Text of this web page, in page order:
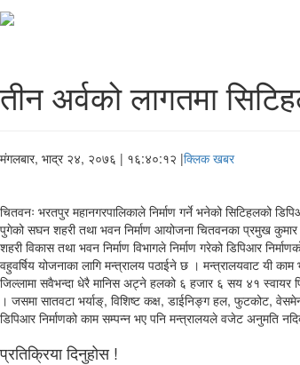
तीन अर्वको लागतमा
मंगलबार, भाद्र २४, २०७६ | १६:४०:१२ |क्लिक खबर
चितवनः भरतपुर महानगरपालिकाले निर्माण गर्ने भनेको सिटिहलको
पुगेको सघन शहरी तथा भवन निर्माण आयोजना चितवनका प्रमुख कुमार
शहरी विकास तथा भवन निर्माण विभागले निर्माण गरेको डिपिआर
वहुवर्षिय योजनाका लागि मन्त्रालय पठाईने छ । मन्त्रालयवाट यी
जिल्लामा सवैभन्दा धेरै मानिस अट्ने हलको ६ हजार ६ सय ४१
। जसमा सातवटा भर्याङ्, विशिष्ट कक्ष, डाईनिङ्ग हल, फुटकोट,
डिपिआर निर्माणको काम सम्पन्न भए पनि मन्त्रालयले वजेट अनुमति
प्रतिक्रिया दिनुहोस !